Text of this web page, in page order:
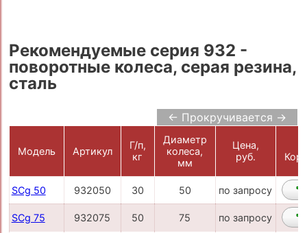
Рекомендуемые серия 932 -
поворотные колеса, серая резина,
сталь
← Прокручивается →
Модель Артикул
Г/п,
кг
Диаметр
колеса,
мм
Цена,
руб.
SCg 50 932050 30 50 по запросу
SCg 75 932075 50 75 по запросу